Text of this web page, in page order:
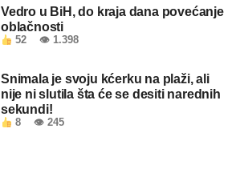
Vedro u BiH, do kraja dana povećanje
oblačnosti
52 👁 1.398
Snimala je svoju kćerku na plaži, ali
nije ni slutila šta će se desiti narednih
sekundi!
8 👁 245